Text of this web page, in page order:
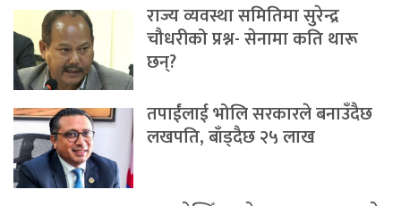
राज्य व्यवस्था समितिमा सुरेन्द्र
चौधरीको प्रश्न- सेनामा कति थारू
छन्?
तपाईंलाई भोलि सरकारले बनाउँदैछ
लखपति, बाँड्दैछ २५ लाख